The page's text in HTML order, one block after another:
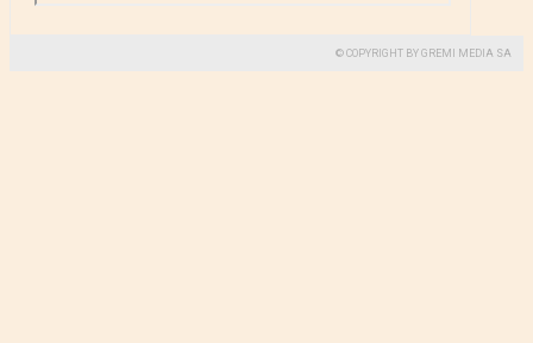
© COPYRIGHT BY GREMI MEDIA SA